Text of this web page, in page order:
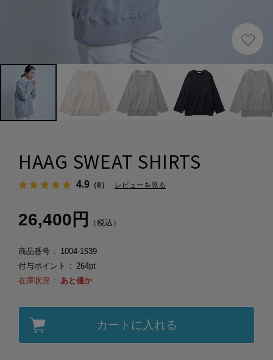
HAAG SWEAT SHIRTS
4.9（8） レビューを見る
26,400円 （税込）
商品番号
1004-1539
付与ポイント
264pt
在庫状況
あと僅か
カートに入れる